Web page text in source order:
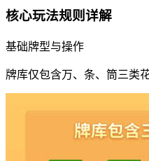
核心玩法规则详解
基础牌型与操作
牌库仅包含万、条、筒三类